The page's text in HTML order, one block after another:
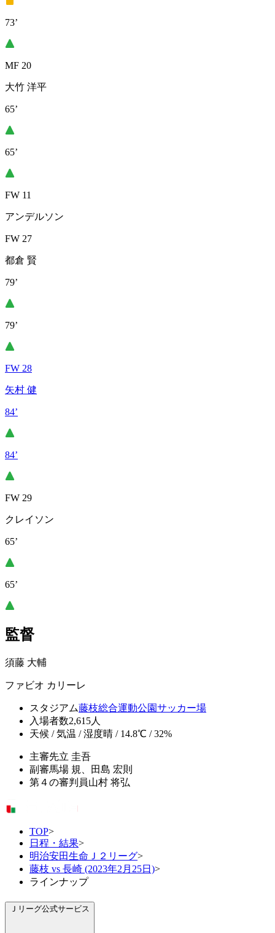
73’
MF 20
大竹 洋平
65’
65’
FW 11
アンデルソン
FW 27
都倉 賢
79’
79’
FW 28
矢村 健
84’
84’
FW 29
クレイソン
65’
65’
監督
須藤 大輔
ファビオ カリーレ
スタジアム藤枝総合運動公園サッカー場
入場者数2,615人
天候 / 気温 / 湿度晴 / 14.8℃ / 32%
主審先立 圭吾
副審馬場 規、田島 宏則
第４の審判員山村 将弘
TOP>
日程・結果>
明治安田生命Ｊ２リーグ>
藤枝 vs 長崎 (2023年2月25日)>
ラインナップ
Ｊリーグ公式サービス